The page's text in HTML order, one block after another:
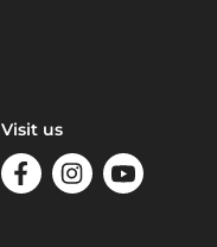
Visit us